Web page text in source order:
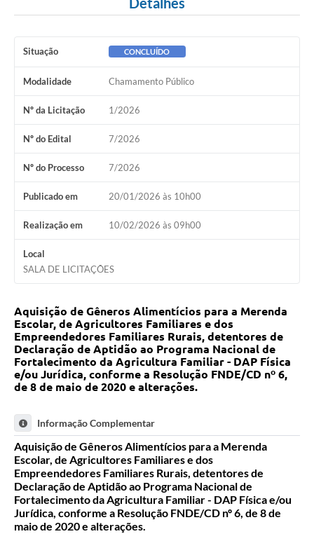
Lei Paulo Gustavo
A Nossa Cidade
Portal da Transparência
Fila de espera SUS
Canal da Ouvidoria
Prevican
Publicações
Vigilância em Saúde
Plano Diretor
Farmácia Municipal
REMUME
Contratos
Carta de Serviços
Legislação
Editais
Situação CONCLUÍDO
Modalidade Chamamento Público
Nº da Licitação 1/2026
Nº do Edital 7/2026
Nº do Processo 7/2026
Publicado em 20/01/2026 às 10h00
Realização em 10/02/2026 às 09h00
Local
SALA DE LICITAÇÕES
Aquisição de Gêneros Alimentícios para a Merenda
Escolar, de Agricultores Familiares e dos
Empreendedores Familiares Rurais, detentores de
Declaração de Aptidão ao Programa Nacional de
Fortalecimento da Agricultura Familiar - DAP Física
e/ou Jurídica, conforme a Resolução FNDE/CD nº 6,
de 8 de maio de 2020 e alterações.
Informação Complementar
Aquisição de Gêneros Alimentícios para a Merenda
Escolar, de Agricultores Familiares e dos
Empreendedores Familiares Rurais, detentores de
Declaração de Aptidão ao Programa Nacional de
Fortalecimento da Agricultura Familiar - DAP Física e/ou
Jurídica, conforme a Resolução FNDE/CD nº 6, de 8 de
maio de 2020 e alterações.